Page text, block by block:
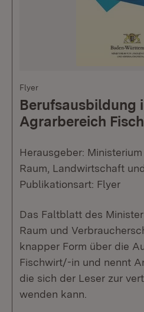
Flyer
Berufsausbildung
Agrarbereich
Herausgeber:
Raum, Landwirtschaft
Publikationsart: Flyer
Das Faltblatt des
Raum und
knapper Form über die
Fischwirt/-in und nennt
die sich der Leser zur
wenden kann.